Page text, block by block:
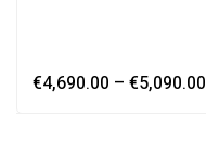
€4,690.00 – €5,090.00